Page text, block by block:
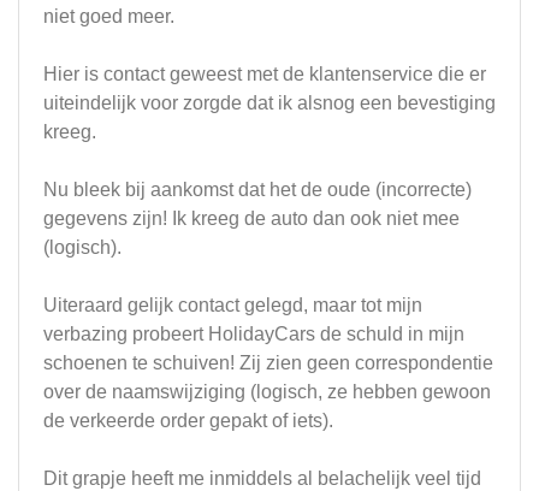
niet goed meer.
Hier is contact geweest met de klantenservice die er
uiteindelijk voor zorgde dat ik alsnog een bevestiging
kreeg.
Nu bleek bij aankomst dat het de oude (incorrecte)
gegevens zijn! Ik kreeg de auto dan ook niet mee
(logisch).
Uiteraard gelijk contact gelegd, maar tot mijn
verbazing probeert HolidayCars de schuld in mijn
schoenen te schuiven! Zij zien geen correspondentie
over de naamswijziging (logisch, ze hebben gewoon
de verkeerde order gepakt of iets).
Dit grapje heeft me inmiddels al belachelijk veel tijd